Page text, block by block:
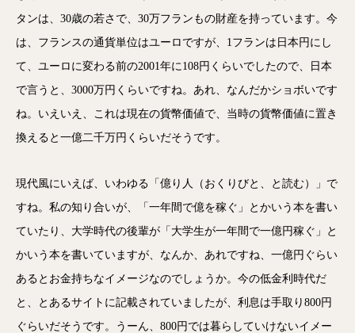
タンは、30歳の若さで、30万フランもの財産を持っています。今
は、フランスの通貨単位はユーロですが、1フランは日本円にし
て、ユーロに変わる前の2001年に108円くらいでしたので、日本
で言うと、3000万円くらいですね。あれ、なんだかショボいです
ね。いえいえ、これは現在の貨幣価値で、当時の貨幣価値に置き
換えると一億二千万円くらいだそうです。
現代風にいえば、いわゆる「億り人（おくりびと、と読む）」で
すね。私の知り合いが、「一年間で億を稼ぐ」とかいう本を書い
ていたり、大学時代の後輩が「大学生が一年間で一億円稼ぐ」と
かいう本を書いていますが、なんか、あれですね、一億円ぐらい
あるとお金持ちなイメージなのでしょうか。今の低金利時代だ
と、
とあるサイト に記載されていましたが、利息は手取り800円
ぐらいだそうです。うーん、800円では暮らしていけないイメー